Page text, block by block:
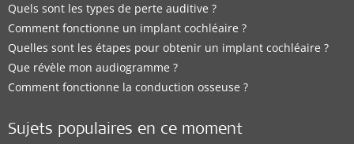
Quels sont les types de perte auditive ?
Comment fonctionne un implant cochléaire ?
Quelles sont les étapes pour obtenir un implant cochléaire ?
Que révèle mon audiogramme ?
Comment fonctionne la conduction osseuse ?
Sujets populaires en ce moment